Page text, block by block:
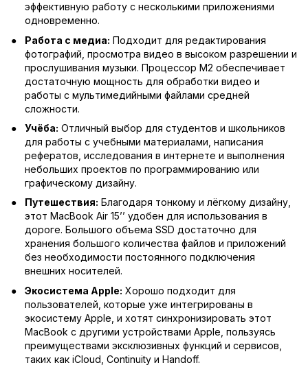
эффективную работу с несколькими приложениями
одновременно.
Работа с медиа: Подходит для редактирования
фотографий, просмотра видео в высоком разрешении и
прослушивания музыки. Процессор M2 обеспечивает
достаточную мощность для обработки видео и
работы с мультимедийными файлами средней
сложности.
Учёба: Отличный выбор для студентов и школьников
для работы с учебными материалами, написания
рефератов, исследования в интернете и выполнения
небольших проектов по программированию или
графическому дизайну.
Путешествия: Благодаря тонкому и лёгкому дизайну,
этот MacBook Air 15’’ удобен для использования в
дороге. Большого объема SSD достаточно для
хранения большого количества файлов и приложений
без необходимости постоянного подключения
внешних носителей.
Экосистема Apple: Хорошо подходит для
пользователей, которые уже интегрированы в
экосистему Apple, и хотят синхронизировать этот
MacBook с другими устройствами Apple, пользуясь
преимуществами эксклюзивных функций и сервисов,
таких как iCloud, Continuity и Handoff.